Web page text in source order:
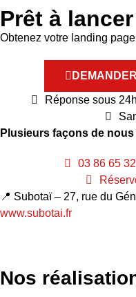
Prêt à
Obtenez votre landing
Réponse sous 24h
Plusieurs façons de
03 86 65
📍 Subotaï – 27, rue du
www.subotai.fr
Nos